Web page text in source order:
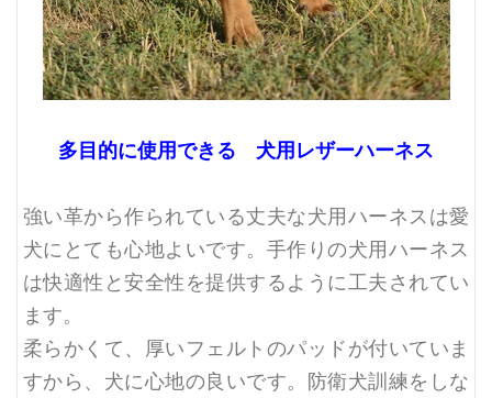
多目的に使用できる 犬用レザーハーネス
強い革から作られている丈夫な犬用ハーネスは愛
犬にとても心地よいです。手作りの犬用ハーネス
は快適性と安全性を提供するように工夫されてい
ます。
柔らかくて、厚いフェルトのパッドが付いていま
すから、犬に心地の良いです。防衛犬訓練をしな